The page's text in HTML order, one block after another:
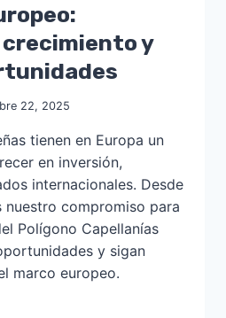
y
22, 2025
tienen en Europa un
en inversión,
internacionales. Desde
nuestro compromiso para
Polígono Capellanías
y sigan
marco europeo.